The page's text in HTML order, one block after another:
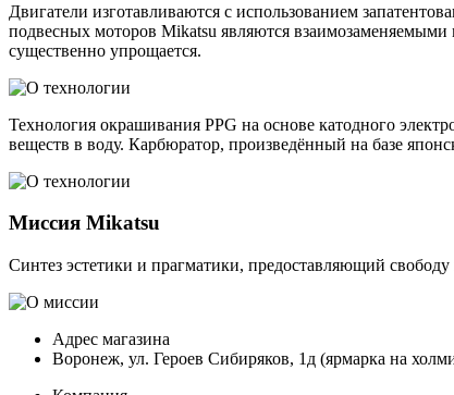
Двигатели изготавливаются с использованием
подвесных моторов Mikatsu являются
существенно упрощается.
Технология окрашивания PPG на основе катодного
веществ в воду. Карбюратор, произведённый на базе
Миссия Mikatsu
Синтез эстетики и прагматики, предоставляющий
Адрес магазина
Воронеж, ул. Героев Сибиряков, 1д (ярмарка на